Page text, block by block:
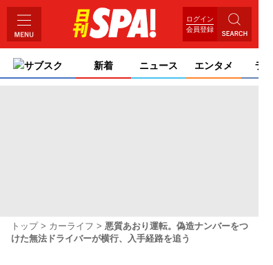
ログイン
会員登録
サブスク 新着 ニュース エンタメ ライ
トップ カーライフ
悪質あおり運転。偽造ナンバーをつ
けた無法ドライバーが横行、入手経路を追う